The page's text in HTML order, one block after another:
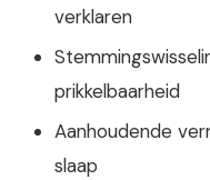
verklaren
prikkelbaarheid
Aanhoudende
slaap